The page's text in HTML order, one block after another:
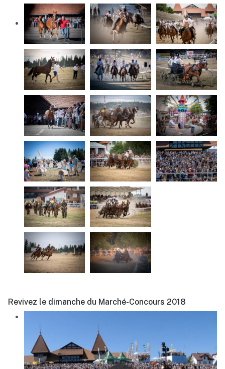
Revivez le dimanche du Marché-Concours 2018